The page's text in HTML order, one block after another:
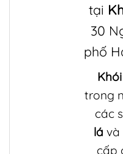
tại
30
phố
trong
các
lá và
cấp